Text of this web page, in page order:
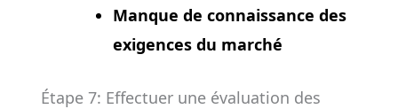
Manque de connaissance des
exigences du marché
Étape 7: Effectuer une évaluation des